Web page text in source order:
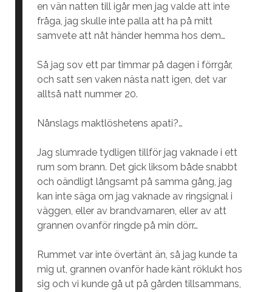
en vän natten till igår men jag valde att inte
fråga, jag skulle inte palla att ha på mitt
samvete att nåt händer hemma hos dem…
Så jag sov ett par timmar på dagen i förrgår,
och satt sen vaken nästa natt igen, det var
alltså natt nummer 20.
Nånslags maktlöshetens apati?…
Jag slumrade tydligen tillför jag vaknade i ett
rum som brann. Det gick liksom både snabbt
och oändligt långsamt på samma gång, jag
kan inte säga om jag vaknade av ringsignal i
väggen, eller av brandvarnaren, eller av att
grannen ovanför ringde på min dörr…
Rummet var inte övertänt än, så jag kunde ta
mig ut, grannen ovanför hade känt röklukt hos
sig och vi kunde gå ut på gården tillsammans,